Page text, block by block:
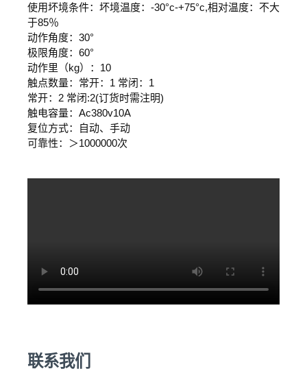
使用坏境条件：坏境温度：-30°c-+75°c,相对温度：不大
于85％
动作角度：30°
极限角度：60°
动作里（kg）：10
触点数量：常开：1 常闭：1
常开：2 常闭:2(订货时需注明)
触电容量：Ac380v10A
复位方式：自动、手动
可靠性：＞1000000次
联系我们